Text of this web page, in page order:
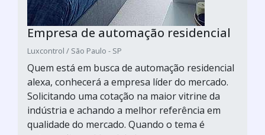
Empresa de automação residencial
Luxcontrol / São Paulo - SP
Quem está em busca de automação residencial
alexa, conhecerá a empresa líder do mercado.
Solicitando uma cotação na maior vitrine da
indústria e achando a melhor referência em
qualidade do mercado. Quando o tema é